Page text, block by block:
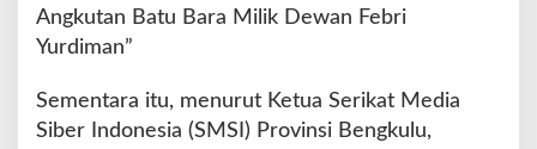
Angkutan Batu Bara Milik Dewan Febri
Yurdiman”
Sementara itu, menurut Ketua Serikat Media
Siber Indonesia (SMSI) Provinsi Bengkulu,